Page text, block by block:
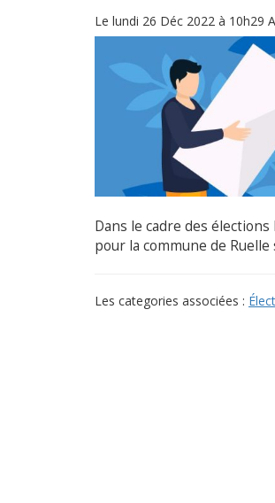
Le lundi 26 Déc 2022 à 10h29
Dans le cadre des
pour la commune de
Les categories associées :